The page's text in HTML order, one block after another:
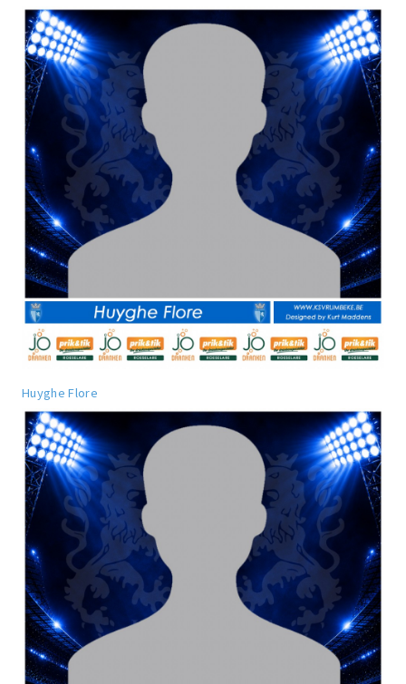
Huyghe Flore